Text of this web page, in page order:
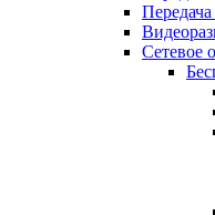
Сетевое